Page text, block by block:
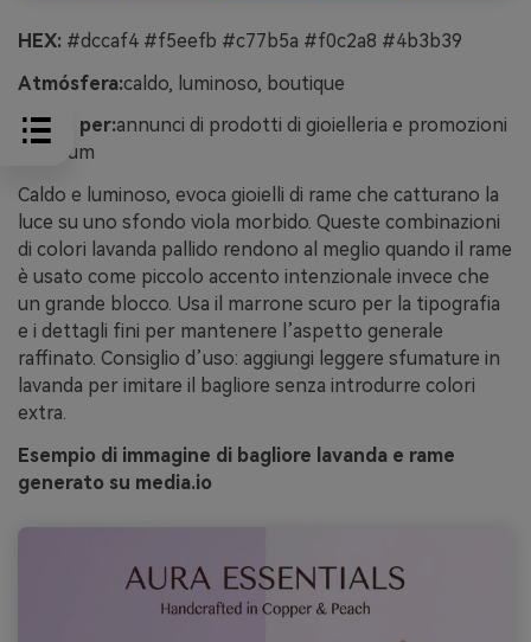
HEX: #dccaf4 #f5eefb #c77b5a #f0c2a8 #4b3b39
Atmósfera:caldo, luminoso, boutique
Ideale per:annunci di prodotti di gioielleria e promozioni
premium
Caldo e luminoso, evoca gioielli di rame che catturano la
luce su uno sfondo viola morbido. Queste combinazioni
di colori lavanda pallido rendono al meglio quando il rame
è usato come piccolo accento intenzionale invece che
un grande blocco. Usa il marrone scuro per la tipografia
e i dettagli fini per mantenere l’aspetto generale
raffinato. Consiglio d’uso: aggiungi leggere sfumature in
lavanda per imitare il bagliore senza introdurre colori
extra.
Esempio di immagine di bagliore lavanda e rame
generato su media.io